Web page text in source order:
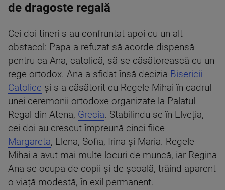
de dragoste regală
Cei doi tineri s-au confruntat apoi cu un alt
obstacol: Papa a refuzat să acorde dispensă
pentru ca Ana, catolică, să se căsătorească cu un
rege ortodox. Ana a sfidat însă decizia Bisericii
Catolice și s-a căsătorit cu Regele Mihai în cadrul
unei ceremonii ortodoxe organizate la Palatul
Regal din Atena, Grecia. Stabilindu-se în Elveția,
cei doi au crescut împreună cinci fiice –
Margareta, Elena, Sofia, Irina și Maria. Regele
Mihai a avut mai multe locuri de muncă, iar Regina
Ana se ocupa de copii și de școală, trăind aparent
o viață modestă, în exil permanent.